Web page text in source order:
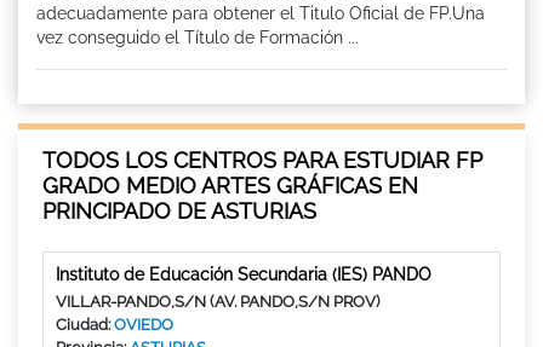
adecuadamente para obtener el Titulo Oficial de FP.Una
vez conseguido el Título de Formación ...
TODOS LOS CENTROS PARA ESTUDIAR FP
GRADO MEDIO ARTES GRÁFICAS EN
PRINCIPADO DE ASTURIAS
Instituto de Educación Secundaria (IES) PANDO
VILLAR-PANDO,S/N (AV. PANDO,S/N PROV)
Ciudad:OVIEDO